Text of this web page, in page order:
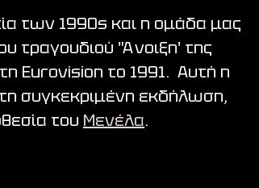
των 1990s και η ομάδα μας
τραγουδιού 'Άνοιξη' της
Eurovision το 1991.  Αυτή η
συγκεκριμένη εκδήλωση,
του Μενέλα.